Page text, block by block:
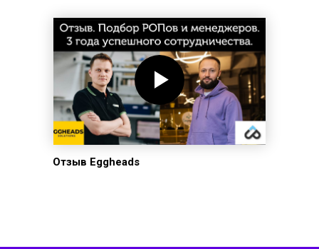
Отзыв Eggheads